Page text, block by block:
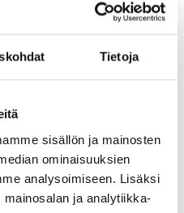
Tietoja
sisällön ja mainosten
ominaisuuksien
analysoimiseen. Lisäksi
ja analytiikka-